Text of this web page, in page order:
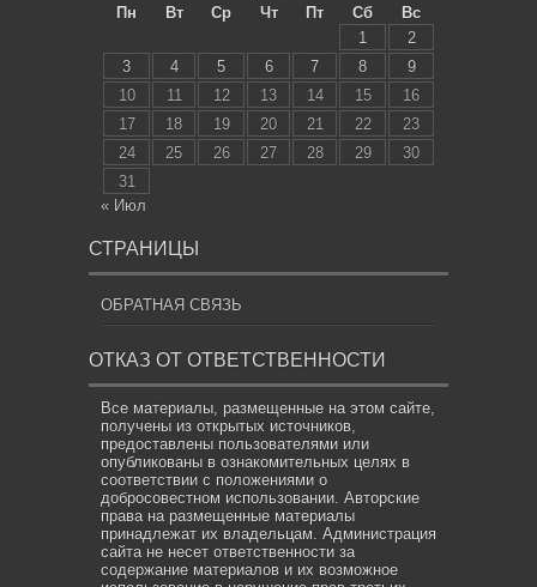
Пн
Вт Ср Чт Пт Сб
Вс
1
2
3
4 5 6 7 8
9
10
11 12 13 14 15
16
17
18 19 20 21 22
23
24
25 26 27 28 29
30
31
« Июл
СТРАНИЦЫ
ОБРАТНАЯ СВЯЗЬ
ОТКАЗ ОТ ОТВЕТСТВЕННОСТИ
Все материалы, размещенные на этом сайте,
получены из открытых источников,
предоставлены пользователями или
опубликованы в ознакомительных целях в
соответствии с положениями о
добросовестном использовании. Авторские
права на размещенные материалы
принадлежат их владельцам. Администрация
сайта не несет ответственности за
содержание материалов и их возможное